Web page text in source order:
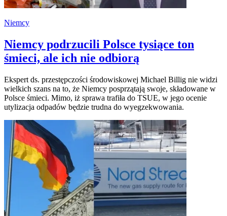
Niemcy
Niemcy podrzucili Polsce tysiące ton
śmieci, ale ich nie odbiorą
Ekspert ds. przestępczości środowiskowej Michael Billig nie widzi
wielkich szans na to, że Niemcy posprzątają swoje, składowane w
Polsce śmieci. Mimo, iż sprawa trafiła do TSUE, w jego ocenie
utylizacja odpadów będzie trudna do wyegzekwowania.